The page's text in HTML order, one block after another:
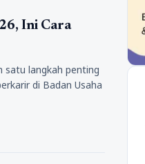
Ini Cara
satu langkah penting
di Badan Usaha